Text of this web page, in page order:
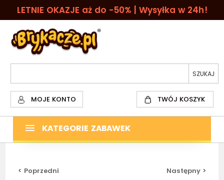
LETNIE OKAZJE aż do -50% | Wysyłka w 24h!
MOJE KONTO TWÓJ KOSZYK
KATEGORIE ZABAWEK
< Poprzedni Następny >